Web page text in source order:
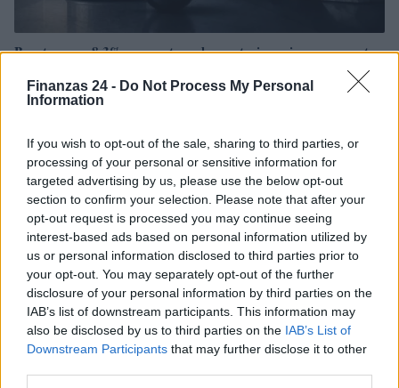
Finanzas 24 - Do Not Process My Personal
Information
If you wish to opt-out of the sale, sharing to third parties, or
processing of your personal or sensitive information for
targeted advertising by us, please use the below opt-out
section to confirm your selection. Please note that after your
opt-out request is processed you may continue seeing
interest-based ads based on personal information utilized by
us or personal information disclosed to third parties prior to
your opt-out. You may separately opt-out of the further
disclosure of your personal information by third parties on the
IAB’s list of downstream participants. This information may
also be disclosed by us to third parties on the IAB’s List of
Downstream Participants that may further disclose it to other
Brent cae un 8.3% y arrastra a las materias primas en agosto
El petróleo Brent cae un 8.46% y arrastra a las materias
primas